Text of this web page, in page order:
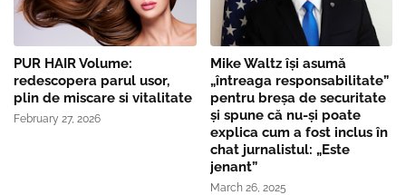
PUR HAIR Volume:
redescopera parul usor,
plin de miscare si vitalitate
February 27, 2026
Mike Waltz îşi asumă
„întreaga responsabilitate”
pentru breşa de securitate
și spune că nu-și poate
explica cum a fost inclus în
chat jurnalistul: „Este
jenant”
March 26, 2025